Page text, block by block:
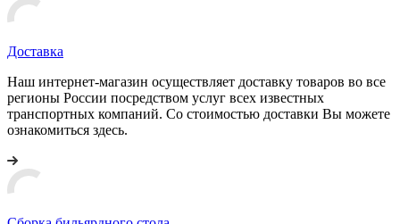
Доставка
Наш интернет-магазин осуществляет доставку товаров во все
регионы России посредством услуг всех известных
транспортных компаний. Со стоимостью доставки Вы можете
ознакомиться здесь.